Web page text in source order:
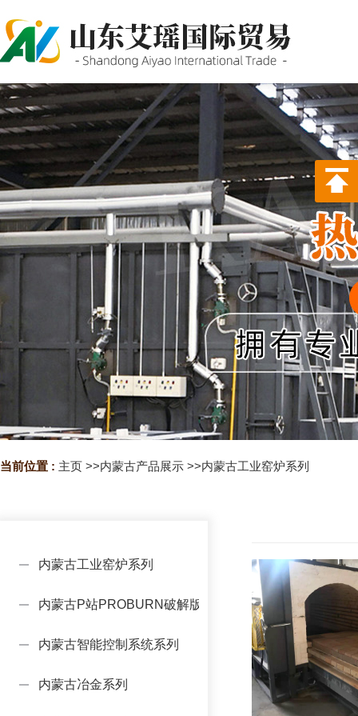
PROBURN手机网页版,P站最新
版下载,PORNHUB免登录版APP
下载
当前位置 : 主页 >>内蒙古产品展示 >>内蒙古工业窑炉系列
内蒙古工业窑炉系列
内蒙古P站PROBURN破解版设备系列
内蒙古智能控制系统系列
内蒙古冶金系列